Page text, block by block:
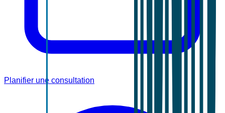
Planifier une consultation